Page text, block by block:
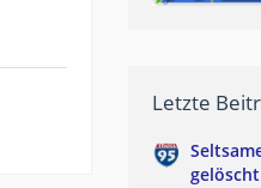
Letzte